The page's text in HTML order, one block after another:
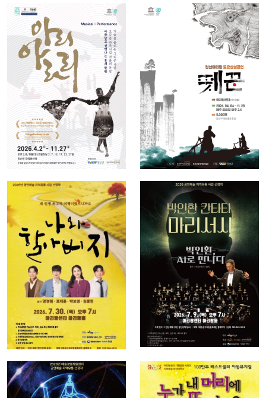
2026 뮤지컬
퍼포먼스 아
리아라리
2026-03-31 ~
2026-11-27
국악
정선아리랑토
요상설공연
2026-04-04 ~
2026-11-28
2026년 예술
경영지원센터
공연예술 지
역유통 선정
작 나와할아
버지
2026-07-30 ~
2026-07-30
클래식
2026년 예술
경영지원센터
공연예술 지
역유통 선정
작 박인환 칸
타타 마리 서
사
2026-07-09 ~
2026-07-09
2026년 예술
경영지원센터
공연예술 지
연극
요일 문화가
있는 날 아리
랑센터 기획